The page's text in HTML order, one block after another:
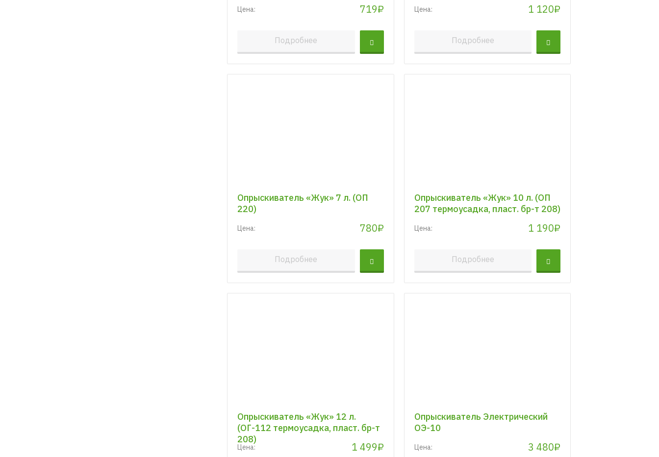
Цена: 719₽
Подробнее
Цена: 1 120₽
Подробнее
Опрыскиватель «Жук» 7 л. (ОП
220)
Цена: 780₽
Подробнее
Опрыскиватель «Жук» 10 л. (ОП
207 термоусадка, пласт. бр-т 208)
Цена: 1 190₽
Подробнее
Опрыскиватель «Жук» 12 л.
(ОГ-112 термоусадка, пласт. бр-т
208)
Цена: 1 499₽
Опрыскиватель Электрический
ОЭ-10
Цена: 3 480₽